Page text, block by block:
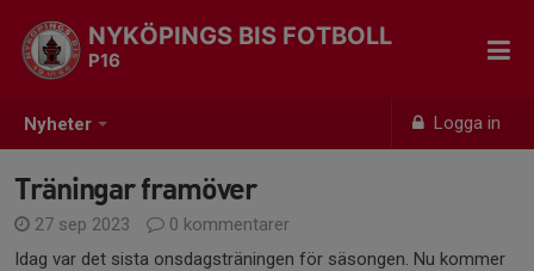
Nyheter Logga in
NYKÖPINGS BIS FOTBOLL
P16
Träningar framöver
27 sep 2023
0 kommentarer
Idag var det sista onsdagsträningen för säsongen. Nu kommer